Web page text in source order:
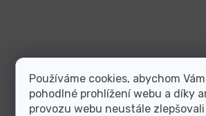
Používáme cookies, abychom
pohodlné prohlížení webu a díky
provozu webu neustále